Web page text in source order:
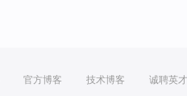
官方博客 技术博客 诚聘英才